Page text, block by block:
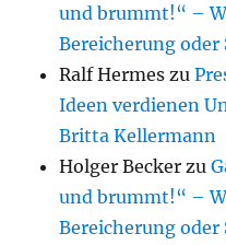
und brummt!“ –
Bereicherung oder
Ralf Hermes zu
Ideen verdienen
Britta Kellermann
Holger Becker zu
und brummt!“ –
Bereicherung oder